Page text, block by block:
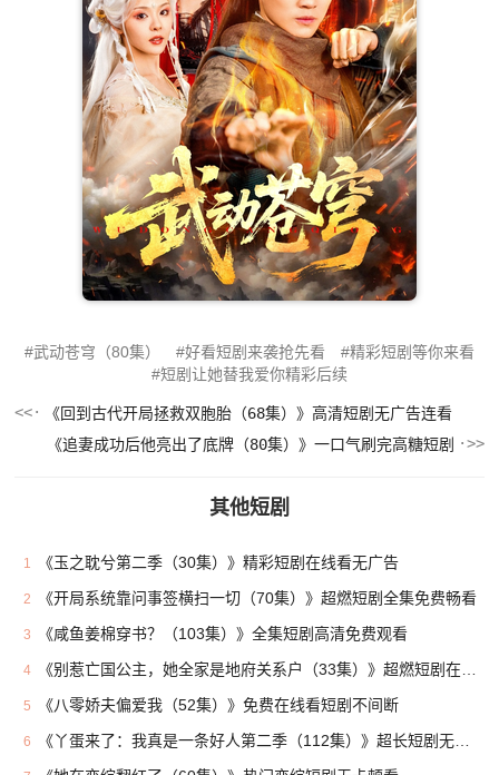
武动苍穹（80集） 好看短剧来袭抢先看
精彩短剧等你来看
短剧让她替我爱你精彩后续
《回到古代开局拯救双胞胎（68集）》高清短剧无广告连看
《追妻成功后他亮出了底牌（80集）》一口气刷完高糖短剧
其他短剧
1 《玉之耽兮第二季（30集）》精彩短剧在线看无广告
2 《开局系统靠问事签横扫一切（70集）》超燃短剧全集免费畅看
3 《咸鱼姜棉穿书？（103集）》全集短剧高清免费观看
4 《别惹亡国公主，她全家是地府关系户（33集）》超燃短剧在线看个过瘾
5 《八零娇夫偏爱我（52集）》免费在线看短剧不间断
6 《丫蛋来了：我真是一条好人第二季（112集）》超长短剧无广告免费追